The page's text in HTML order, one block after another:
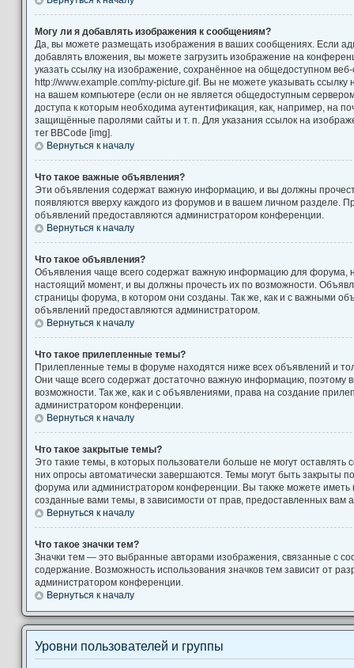
Могу ли я добавлять изображения к сообщениям?
Да, вы можете размещать изображения в ваших сообщениях. Если
добавлять вложения, вы можете загрузить изображение на
указать ссылку на изображение, сохранённое на общедоступном
http://www.example.com/my-picture.gif. Вы не можете указывать
на вашем компьютере (если он не является общедоступным
доступа к которым необходима аутентификация, как, например, на
защищённые паролями сайты и т. п. Для указания ссылок на
тег BBCode [img].
Вернуться к началу
Что такое важные объявления?
Эти объявления содержат важную информацию, и вы должны
появляются вверху каждого из форумов и в вашем личном разделе.
объявлений предоставляются администратором конференции.
Вернуться к началу
Что такое объявления?
Объявления чаще всего содержат важную информацию для форума,
настоящий момент, и вы должны прочесть их по возможности.
страницы форума, в котором они созданы. Так же, как и с важными
объявлений предоставляются администратором.
Вернуться к началу
Что такое прилепленные темы?
Прилепленные темы в форуме находятся ниже всех объявлений и
Они чаще всего содержат достаточно важную информацию, поэтому
возможности. Так же, как и с объявлениями, права на создание
администратором конференции.
Вернуться к началу
Что такое закрытые темы?
Это такие темы, в которых пользователи больше не могут
них опросы автоматически завершаются. Темы могут быть закрыты
форума или администратором конференции. Вы также можете иметь
созданные вами темы, в зависимости от прав, предоставленных вам
Вернуться к началу
Что такое значки тем?
Значки тем — это выбранные авторами изображения, связанные с
содержание. Возможность использования значков тем зависит от
администратором конференции.
Вернуться к началу
Уровни пользователей и группы